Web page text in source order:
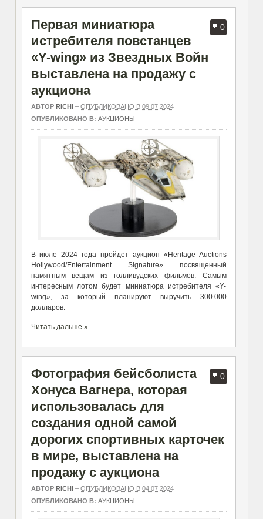
0
Первая миниатюра
истребителя повстанцев
«Y-wing» из Звездных Войн
выставлена на продажу с
аукциона
АВТОР RICHI– ОПУБЛИКОВАНО В 09.07.2024
ОПУБЛИКОВАНО В: АУКЦИОНЫ
В июле 2024 года пройдет аукцион «Heritage Auctions
Hollywood/Entertainment Signature» посвященный
памятным вещам из голливудских фильмов. Самым
интересным лотом будет миниатюра истребителя «Y-
wing», за который планируют выручить 300.000
долларов.
Читать дальше »
0
Фотография бейсболиста
Хонуса Вагнера, которая
использовалась для
создания одной самой
дорогих спортивных карточек
в мире, выставлена на
продажу с аукциона
АВТОР RICHI – ОПУБЛИКОВАНО В 04.07.2024
ОПУБЛИКОВАНО В: АУКЦИОНЫ